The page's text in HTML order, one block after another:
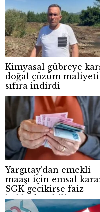
Kimyasal gübreye
doğal çözüm maliyeti
sıfıra indirdi
Yargıtay’dan emekli
maaşı için emsal
SGK gecikirse faiz
hakkı doğabilir